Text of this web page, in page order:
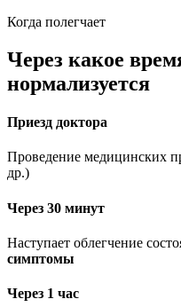
Когда полегчает
Через какое
нормализуется
Приезд доктора
Проведение медицинских
др.)
Через 30 минут
Наступает облегчение
симптомы
Через 1 час